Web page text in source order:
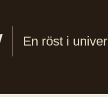
En röst i